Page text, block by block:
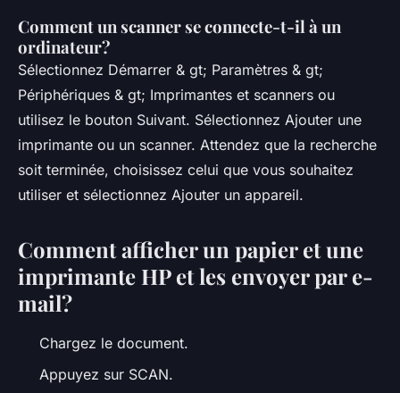
Comment un scanner se connecte-t-il à un
ordinateur?
Sélectionnez Démarrer & gt; Paramètres & gt;
Périphériques & gt; Imprimantes et scanners ou
utilisez le bouton Suivant. Sélectionnez Ajouter une
imprimante ou un scanner. Attendez que la recherche
soit terminée, choisissez celui que vous souhaitez
utiliser et sélectionnez Ajouter un appareil.
Comment afficher un papier et une
imprimante HP et les envoyer par e-
mail?
Chargez le document.
Appuyez sur SCAN.